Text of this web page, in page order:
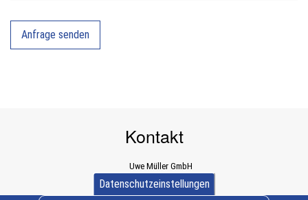
Kontakt
Uwe Müller GmbH
Dürener Straße 589a
D-52249 Eschweiler
Datenschutzeinstellungen